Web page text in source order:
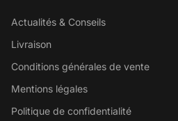
Actualités & Conseils
Livraison
Conditions générales de vente
Mentions légales
Politique de confidentialité